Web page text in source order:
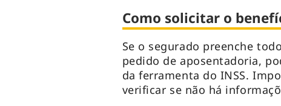
Como solicitar o
Se o segurado preenche
pedido de aposentadoria,
da ferramenta do INSS.
verificar se não há